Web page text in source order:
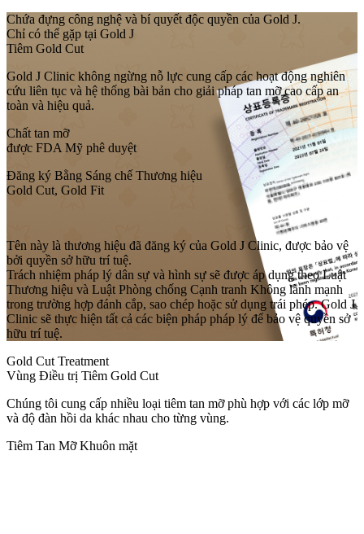
Chứa đựng công nghệ và bí quyết độc quyền của Gold J.
Chỉ có thể gặp tại Gold J
Tiêm Gold Cut
Gold J Clinic không ngừng nỗ lực cung cấp các hoạt động nghiên
cứu liên tục và hệ thống bài bản cho giải pháp tan mỡ cao cấp an
toàn và hiệu quả.
Chất tan mỡ
được FDA Mỹ phê duyệt
Đăng ký Bằng Sáng chế Thương hiệu
Gold Cut, Gold Fit
Tên này là thương hiệu đã đăng ký của Gold J Clinic, được bảo vệ
bởi quyền sở hữu trí tuệ.
Trách nhiệm pháp lý dân sự và hình sự sẽ được áp dụng theo Luật
Thương hiệu và Luật Phòng chống Cạnh tranh Không lành mạnh
trong trường hợp đánh cắp, sao chép hoặc sử dụng trái phép. Gold J
Clinic sẽ thực hiện tất cả các biện pháp pháp lý để bảo vệ quyền sở
hữu trí tuệ.
Gold Cut Treatment
Vùng Điều trị Tiêm Gold Cut
Chúng tôi cung cấp nhiều loại tiêm tan mỡ phù hợp với các lớp mỡ
và độ đàn hồi da khác nhau cho từng vùng.
Tiêm Tan Mỡ Khuôn mặt